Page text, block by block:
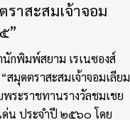
าสะสมเจ้าจอม
”
กพิมพ์สยาม เรเนซองส์
มุดตราสะสมเจ้าจอมเลียม
ระราชทานรางวัลชมเชย
ด่น ประจำปี ๒๕๖๐ โดย